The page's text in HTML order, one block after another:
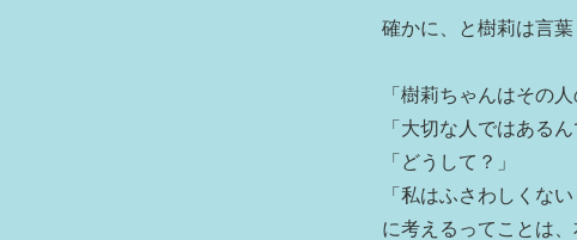
確かに、と樹莉は言葉
「樹莉ちゃんはその
「大切な人ではある
「どうして？」
「私はふさわしくな
に考えるってことは